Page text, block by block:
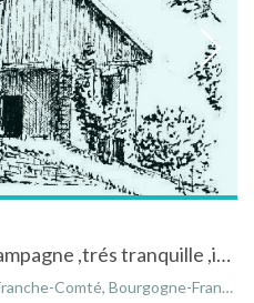
Gite à la ferme en pleine campagne ,trés tranquille ,idéal pour se reposer
Bourgogne-Franche-Comté, France